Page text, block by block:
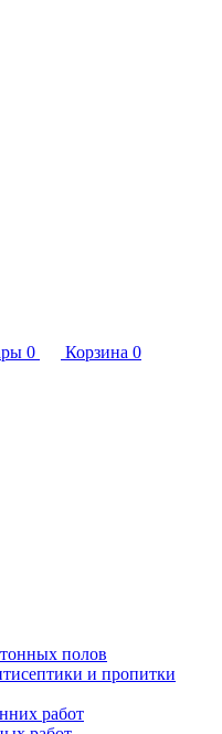
0 Корзина 0
полов
и пропитки
работ